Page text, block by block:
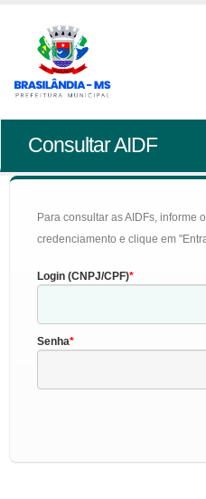
Consultar AIDF
Para consultar as AIDFs, informe
credenciamento e clique em
Login (CNPJ/CPF)
Senha